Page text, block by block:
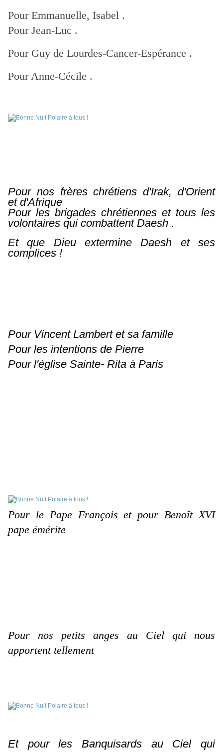
Pour Emmanuelle, Isabel .
Pour Jean-Luc .
Pour Guy de Lourdes-Cancer-Espérance .
Pour Anne-Cécile .
Pour nos frères chrétiens d'Irak, d'Orient
et d'Afrique
Pour les brigades chrétiennes et tous les
volontaires qui combattent Daesh .
Et que Dieu extermine Daesh et ses
complices !
Pour Vincent Lambert et sa famille
Pour les intentions de Pierre
Pour l'église Sainte- Rita à Paris
Pour le Pape François et pour Benoît XVI
pape émérite
Pour nos petits anges au Ciel qui
nous
apportent tellement
Et pour les Banquisards au Ciel qui